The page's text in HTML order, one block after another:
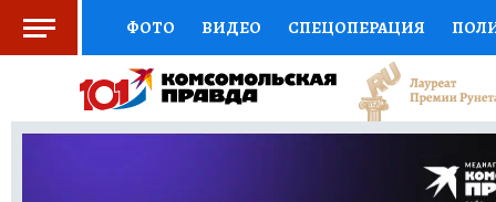
ФОТО ВИДЕО СПЕЦОПЕРАЦИЯ
СОЦПОДДЕРЖКА НАУКА СПОРТ
ВЫБОР ЭКСПЕРТОВ ДОКТОР
ПРОГНОЗЫ НА СПОРТ